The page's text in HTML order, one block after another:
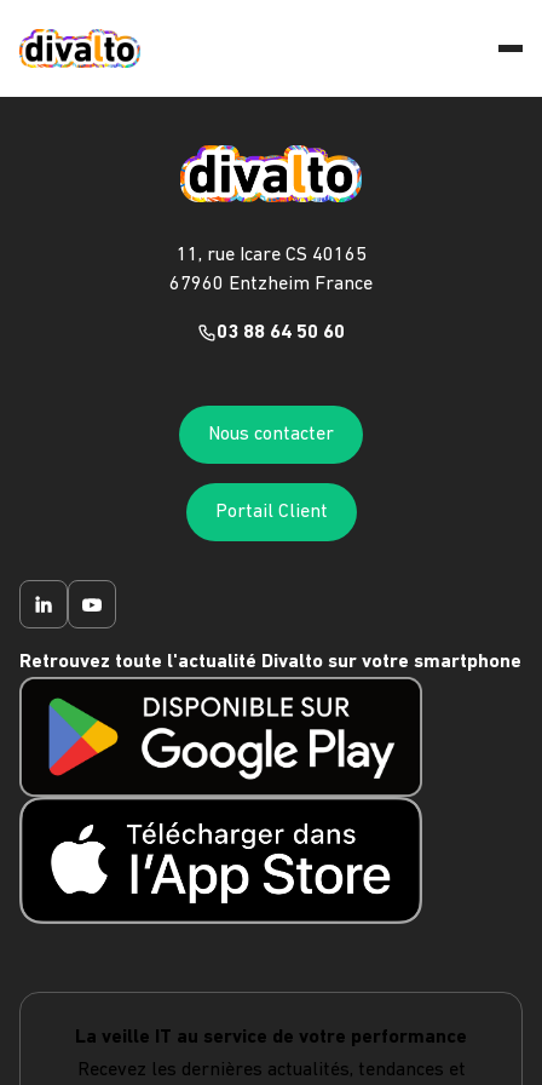
11, rue Icare CS 40165
67960 Entzheim France
03 88 64 50 60
Nous contacter
Portail Client
Retrouvez toute l'actualité Divalto sur votre smartphone
La veille IT au service de votre performance
Recevez les dernières actualités, tendances et